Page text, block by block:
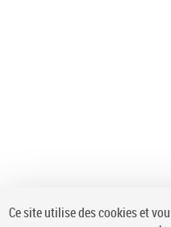
Ce site utilise des cookies et